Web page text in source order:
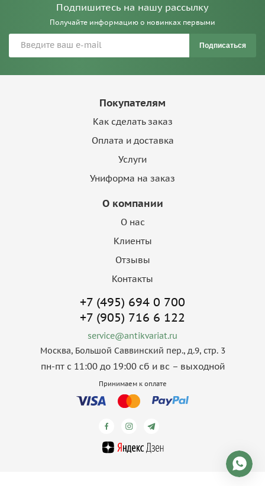
Подпишитесь на нашу рассылку
Получайте информацию о новинках первыми
Подписаться
Покупателям
Как сделать заказ
Оплата и доставка
Услуги
Униформа на заказ
О компании
О нас
Клиенты
Отзывы
Контакты
+7 (495) 694 0 700
+7 (905) 716 6 122
service@antikvariat.ru
Москва, Большой Саввинский пер., д.9, стр. 3
пн-пт с 11:00 до 19:00 сб и вс – выходной
Принимаем к оплате